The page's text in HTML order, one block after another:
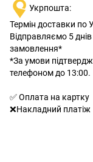
Укрпошта:
Термін доставки по
Відправляємо 5
замовлення*
*За умови
телефоном до 13:00.
✅ Оплата на картку
❌Накладний платіж